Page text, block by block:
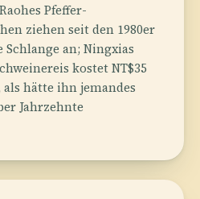
Pfeffer-
ziehen seit den 1980er
Schlange an; Ningxias
kostet NT$35
hätte ihn jemandes
Jahrzehnte